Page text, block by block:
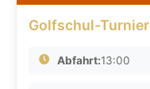
Golfschul-Turnier
Abfahrt:13:00